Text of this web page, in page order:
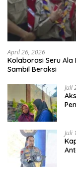
April 26, 2026
Kolaborasi Seru Ala
Sambil Beraksi
Juli
Juli